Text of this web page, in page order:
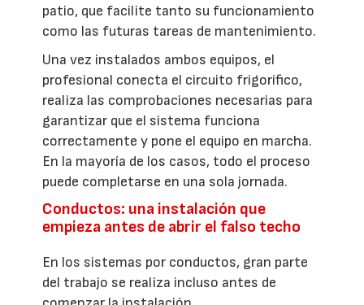
patio, que facilite tanto su funcionamiento
como las futuras tareas de mantenimiento.
Una vez instalados ambos equipos, el
profesional conecta el circuito frigorífico,
realiza las comprobaciones necesarias para
garantizar que el sistema funciona
correctamente y pone el equipo en marcha.
En la mayoría de los casos, todo el proceso
puede completarse en una sola jornada.
Conductos: una instalación que
empieza antes de abrir el falso techo
En los sistemas por conductos, gran parte
del trabajo se realiza incluso antes de